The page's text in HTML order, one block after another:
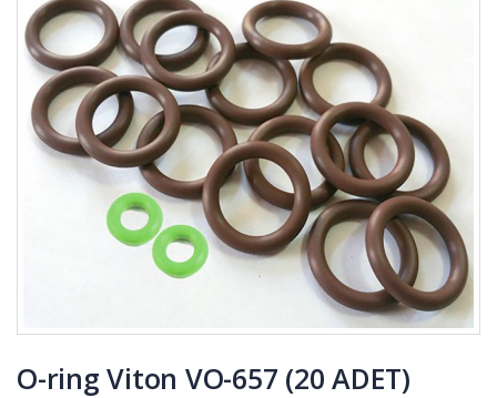
O-ring Viton VO-657 (20 ADET)
Silikon
Hortumlar
HS-001 (20
METRE)
Lastikleri
MT)
O-ring
Setler SET-
001
Vana
Lastiği DV-